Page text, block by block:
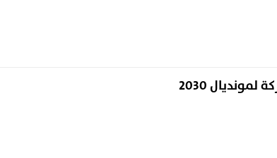
2030